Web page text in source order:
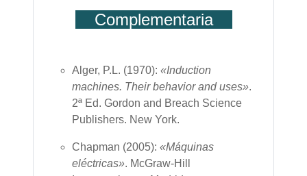
Complementaria
Alger, P.L. (1970): «Induction
machines. Their behavior and uses».
2ª Ed. Gordon and Breach Science
Publishers. New York.
Chapman (2005): «Máquinas
eléctricas». McGraw-Hill